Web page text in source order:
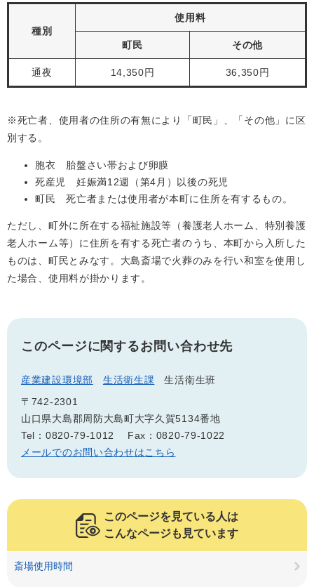
種別
使用料
町民 その他
通夜 14,350円 36,350円
※死亡者、使用者の住所の有無により「町民」、「その他」に区
別する。
胞衣 胎盤さい帯および卵膜
死産児 妊娠満12週（第4月）以後の死児
町民 死亡者または使用者が本町に住所を有するもの。
ただし、町外に所在する福祉施設等（養護老人ホーム、特別養護
老人ホーム等）に住所を有する死亡者のうち、本町から入所した
ものは、町民とみなす。大島斎場で火葬のみを行い和室を使用し
た場合、使用料が掛かります。
このページに関するお問い合わせ先
産業建設環境部 生活衛生課
生活衛生班
〒742-2301
山口県大島郡周防大島町大字久賀5134番地
Tel：0820-79-1012
Fax：0820-79-1022
メールでのお問い合わせはこちら
このページを見ている人は
こんなページも見ています
斎場使用時間